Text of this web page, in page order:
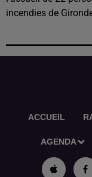
incendies de
ACCUEIL
AGENDA